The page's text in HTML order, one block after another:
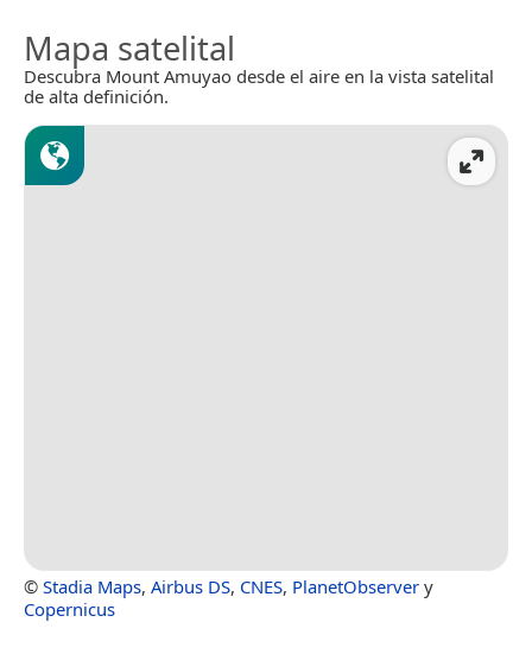
Mapa satelital
Descubra Mount Amuyao desde el aire en la vista satelital
de alta definición.
© Stadia Maps, Airbus DS, CNES, PlanetObserver y
Copernicus